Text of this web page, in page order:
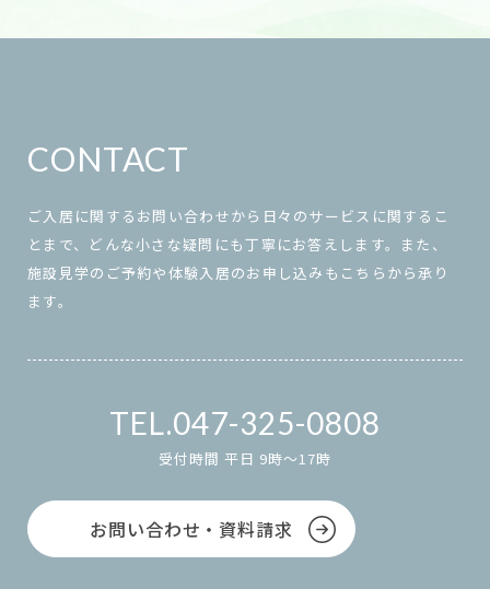
CONTACT
ご入居に関するお問い合わせから日々のサービスに関するこ
とまで、どんな小さな疑問にも丁寧にお答えします。また、
施設見学のご予約や体験入居のお申し込みもこちらから承り
ます。
047-325-0808
受付時間 平日 9時～17時
お問い合わせ・資料請求